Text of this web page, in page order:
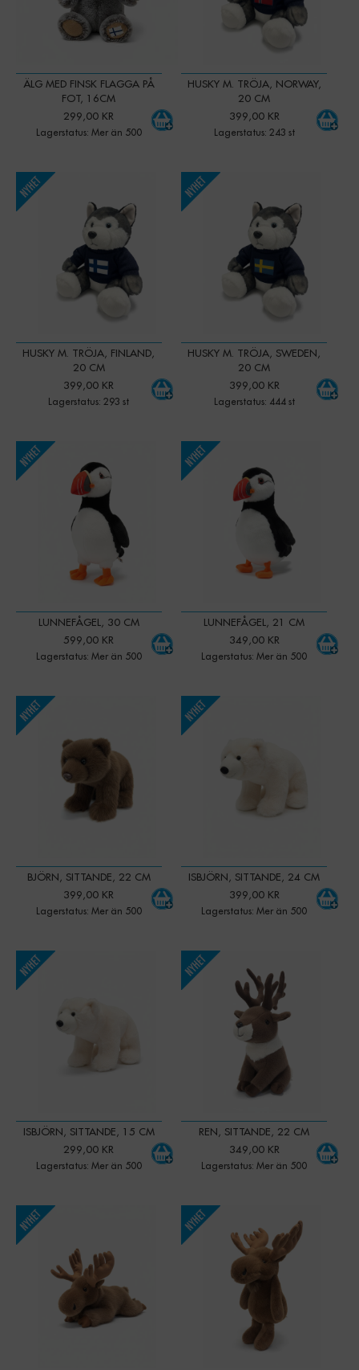
ÄLG MED FINSK FLAGGA PÅ
FOT, 16CM
299,00 KR
Lagerstatus: Mer än 500
HUSKY M. TRÖJA, NORWAY,
20 CM
399,00 KR
Lagerstatus: 243 st
HUSKY M. TRÖJA, FINLAND,
20 CM
399,00 KR
Lagerstatus: 293 st
Qty:
HUSKY M. TRÖJA, SWEDEN,
20 CM
399,00 KR
Lagerstatus: 444 st
Qty:
LUNNEFÅGEL, 30 CM
599,00 KR
Lagerstatus: Mer än 500
Qty:
LUNNEFÅGEL, 21 CM
349,00 KR
Lagerstatus: Mer än 500
Qty:
BJÖRN, SITTANDE, 22 CM
399,00 KR
Lagerstatus: Mer än 500
Qty:
ISBJÖRN, SITTANDE, 24 CM
399,00 KR
Lagerstatus: Mer än 500
Qty:
ISBJÖRN, SITTANDE, 15 CM
299,00 KR
Lagerstatus: Mer än 500
Qty:
REN, SITTANDE, 22 CM
349,00 KR
Lagerstatus: Mer än 500
Qty:
Qty: Qty: